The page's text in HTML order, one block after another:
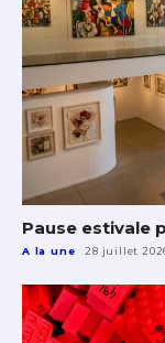
Pause estivale
A la une 28 juillet